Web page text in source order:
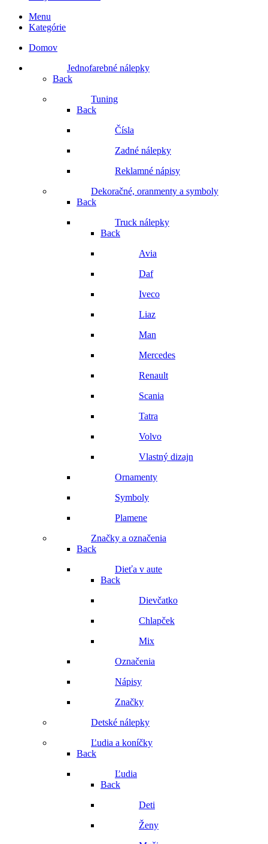
Menu
Kategórie
Domov
Jednofarebné nálepky
Back
Tuning
Back
Čísla
Zadné nálepky
Reklamné nápisy
Dekoračné, oranmenty a symboly
Back
Truck nálepky
Back
Avia
Daf
Iveco
Liaz
Man
Mercedes
Renault
Scania
Tatra
Volvo
Vlastný dizajn
Ornamenty
Symboly
Plamene
Značky a označenia
Back
Dieťa v aute
Back
Dievčatko
Chlapček
Mix
Označenia
Nápisy
Značky
Detské nálepky
Ľudia a koníčky
Back
Ľudia
Back
Deti
Ženy